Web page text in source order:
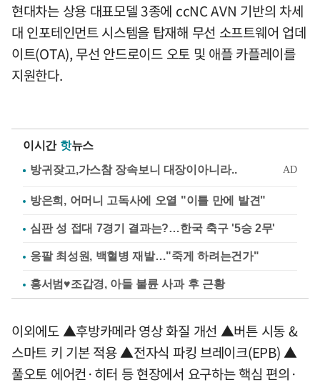
현대차는 상용 대표모델 3종에 ccNC AVN 기반의 차세
대 인포테인먼트 시스템을 탑재해 무선 소프트웨어 업데
이트(OTA), 무선 안드로이드 오토 및 애플 카플레이를
지원한다.
이시간 핫뉴스
방은희, 어머니 고독사에 오열 "이틀 만에 발견"
심판 성 접대 7경기 결과는?…한국 축구 '5승 2무'
응팔 최성원, 백혈병 재발…"죽게 하려는건가"
홍서범♥조갑경, 아들 불륜 사과 후 근황
이외에도 ▲후방카메라 영상 화질 개선 ▲버튼 시동 &
스마트 키 기본 적용 ▲전자식 파킹 브레이크(EPB) ▲
풀오토 에어컨·히터 등 현장에서 요구하는 핵심 편의·